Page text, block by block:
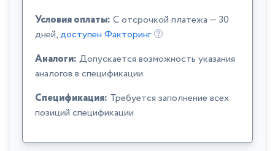
Условия оплаты: C отсрочкой платежа — 30
дней,доступен Факторинг
Аналоги: Допускается возможность указания
аналогов в спецификации
Спецификация: Требуется заполнение всех
позиций спецификации